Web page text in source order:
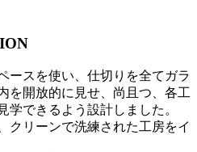
ースを使い、仕切りを全てガラ
を開放的に見せ、尚且つ、各工
学できるよう設計しました。
クリーンで洗練された工房をイ